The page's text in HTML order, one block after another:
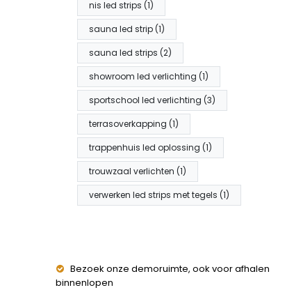
nis led strips (1)
sauna led strip (1)
sauna led strips (2)
showroom led verlichting (1)
sportschool led verlichting (3)
terrasoverkapping (1)
trappenhuis led oplossing (1)
trouwzaal verlichten (1)
verwerken led strips met tegels (1)
Bezoek onze demoruimte, ook voor afhalen
binnenlopen